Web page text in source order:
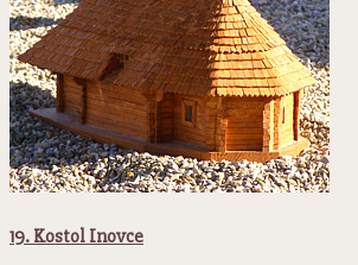
19. Kostol Inovce